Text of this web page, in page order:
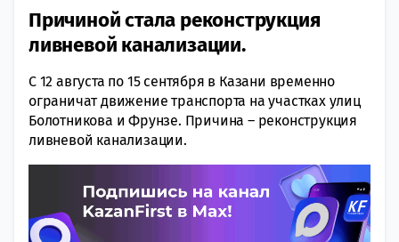
Причиной стала реконструкция
ливневой канализации.
С 12 августа по 15 сентября в Казани временно
ограничат движение транспорта на участках улиц
Болотникова и Фрунзе. Причина – реконструкция
ливневой канализации.